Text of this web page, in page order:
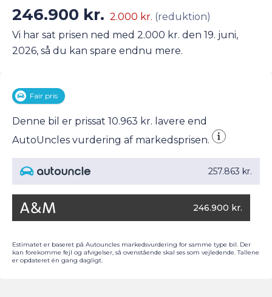
246.900 kr. 2.000 kr. (reduktion)
Vi har sat prisen ned med 2.000 kr. den 19. juni,
2026, så du kan spare endnu mere.
Fair pris
Denne bil er prissat 10.963 kr. lavere end
AutoUncles vurdering af markedsprisen.
257.863 kr.
246.900 kr.
Estimatet er baseret på Autouncles markedsvurdering for samme type bil. Der
kan forekomme fejl og afvigelser, så ovenstående skal ses som vejledende. Tallene
er opdateret én gang dagligt.